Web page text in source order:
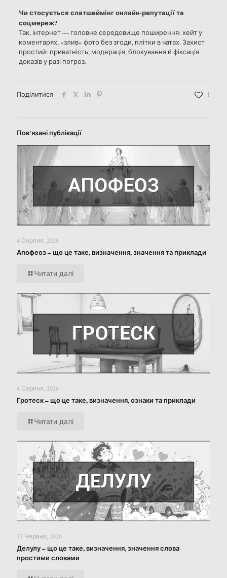
Чи стосується слатшеймінг онлайн-репутації та
соцмереж?
Так, інтернет — головне середовище поширення: хейт у
коментарях, «злив» фото без згоди, плітки в чатах. Захист
простий: приватність, модерація, блокування й фіксація
доказів у разі погроз.
Поділитися 1
Пов'язані публікації
4 Серпня, 2026
Апофеоз – що це таке, визначення, значення та приклади
Читати далі
4 Серпня, 2026
Гротеск – що це таке, визначення, ознаки та приклади
Читати далі
17 Червня, 2026
Делулу – що це таке, визначення, значення слова
простими словами